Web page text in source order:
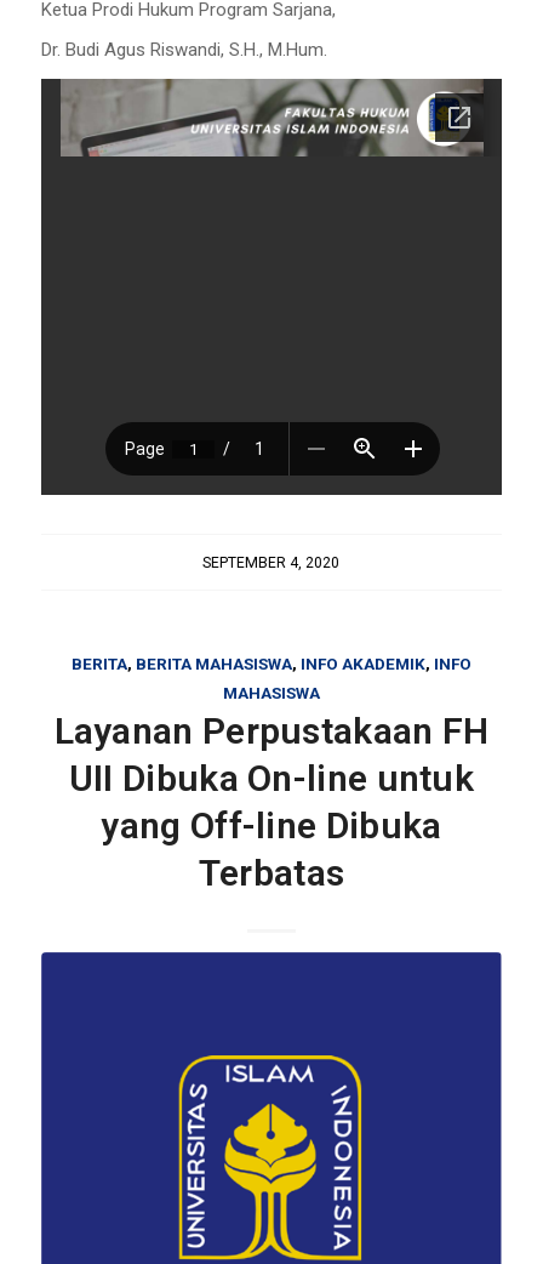
Ketua Prodi Hukum Program Sarjana,
Dr. Budi Agus Riswandi, S.H., M.Hum.
SEPTEMBER 4, 2020
BERITA, BERITA MAHASISWA, INFO AKADEMIK, INFO
MAHASISWA
Layanan Perpustakaan FH
UII Dibuka On-line untuk
yang Off-line Dibuka
Terbatas